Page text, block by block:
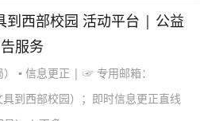
到西部校园 活动平台 | 公益
服务
▪ 信息更正 | ☞ 专用邮箱：
到西部校园）；即时信息更正直线